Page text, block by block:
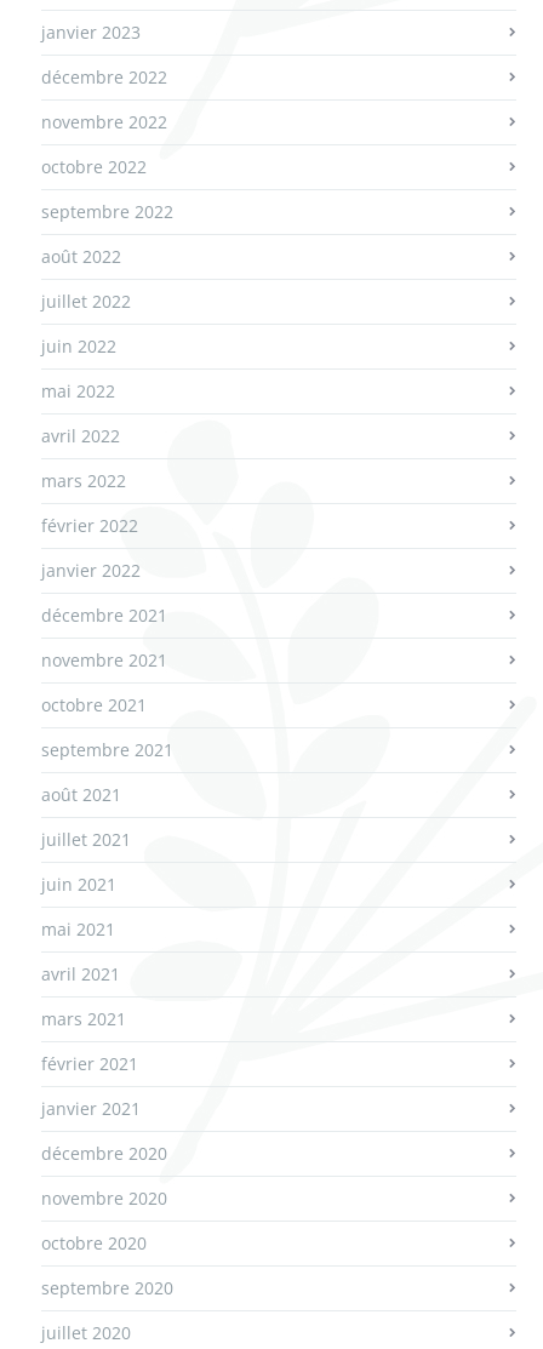
janvier 2023
décembre 2022
novembre 2022
octobre 2022
septembre 2022
août 2022
juillet 2022
juin 2022
mai 2022
avril 2022
mars 2022
février 2022
janvier 2022
décembre 2021
novembre 2021
octobre 2021
septembre 2021
août 2021
juillet 2021
juin 2021
mai 2021
avril 2021
mars 2021
février 2021
janvier 2021
décembre 2020
novembre 2020
octobre 2020
septembre 2020
juillet 2020